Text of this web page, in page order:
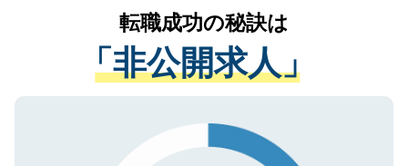
は、個人情報の取り扱いについての厳密な
管理基準を満たした事業者のみに付与され
る、プライバシーマークを取得済みです。
ご登録いただいた個人情報は、SSL（デー
で、機密保持に関してもご安心ください。
かがいして、現在の医療機関の状況や紹介
経験をまじえながら、適切なアドバイスを
させていただきます。すぐにご転職をされ
ない方には、長期的なサポートが可能です
ので、まずはご登録ください。
転職成功の秘訣は
「非公開求人」